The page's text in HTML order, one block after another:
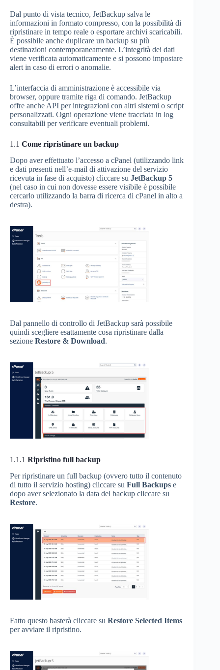
Dal punto di vista tecnico, JetBackup salva le
informazioni in formato compresso, con la possibilità di
ripristinare in tempo reale o esportare archivi scaricabili.
È possibile anche duplicare un backup su più
destinazioni contemporaneamente. L’integrità dei dati
viene verificata automaticamente e si possono impostare
alert in caso di errori o anomalie.
L’interfaccia di amministrazione è accessibile via
browser, oppure tramite riga di comando. JetBackup
offre anche API per integrazioni con altri sistemi o script
personalizzati. Ogni operazione viene tracciata in log
consultabili per verificare eventuali problemi.
1.1 Come ripristinare un backup
Dopo aver effettuato l’accesso a cPanel (utilizzando link
e dati presenti nell’e-mail di attivazione del servizio
ricevuta in fase di acquisto) cliccare su JetBackup 5
(nel caso in cui non dovesse essere visibile è possibile
cercarlo utilizzando la barra di ricerca di cPanel in alto a
destra).
Dal pannello di controllo di JetBackup sarà possibile
quindi scegliere esattamente cosa ripristinare dalla
sezione Restore & Download.
1.1.1 Ripristino full backup
Per ripristinare un full backup (ovvero tutto il contenuto
di tutto il servizio hosting) cliccare su Full Backups e
dopo aver selezionato la data del backup cliccare su
Restore.
Fatto questo basterà cliccare su Restore Selected Items
per avviare il ripristino.